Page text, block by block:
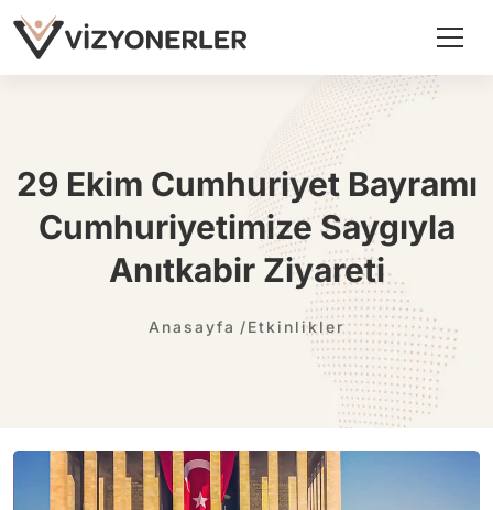
29 Ekim Cumhuriyet Bayramı
Cumhuriyetimize Saygıyla
Anıtkabir Ziyareti
Anasayfa Etkinlikler